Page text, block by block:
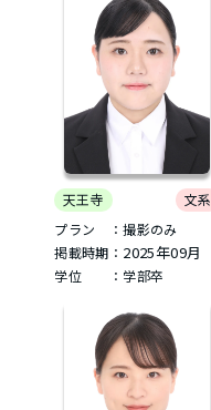
天王寺
文系
プラン ：撮影のみ
掲載時期： 2025年09月
学位 ：学部卒